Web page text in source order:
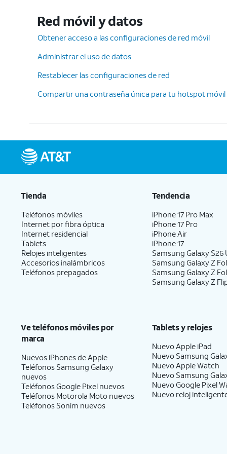
Red móvil y datos
Obtener acceso a las configuraciones de red móvil
Administrar el uso de datos
Restablecer las configuraciones de red
Compartir una contraseña única para tu hotspot móvil
Tienda
Teléfonos móviles
Internet por fibra óptica
Internet residencial
Tablets
Relojes inteligentes
Accesorios inalámbricos
Teléfonos prepagados
Tendencia
iPhone 17 Pro Max
iPhone 17 Pro
iPhone Air
iPhone 17
Samsung Galaxy S26
Samsung Galaxy Z
Samsung Galaxy Z
Samsung Galaxy Z
Ve teléfonos móviles por
marca
Nuevos iPhones de Apple
Teléfonos Samsung Galaxy
nuevos
Teléfonos Google Pixel nuevos
Teléfonos Motorola Moto nuevos
Teléfonos Sonim nuevos
Tablets y relojes
Nuevo Apple iPad
Nuevo Samsung
Nuevo Apple Watch
Nuevo Samsung
Nuevo Google Pixel
Nuevo reloj